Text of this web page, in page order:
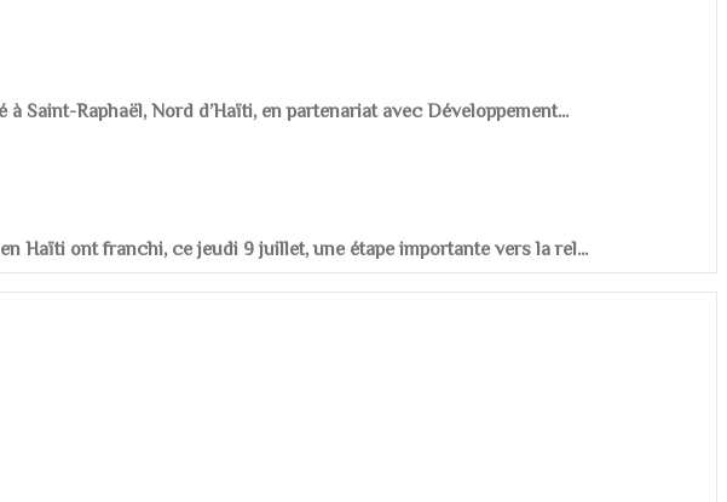
Saint-Raphaël, Nord d’Haïti, en partenariat avec Développement...
Haïti ont franchi, ce jeudi 9 juillet, une étape importante vers la rel...